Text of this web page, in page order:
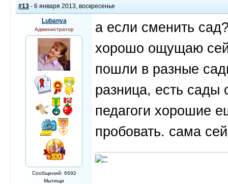
#13 - 6 января 2013, воскресенье
Lubanya
Администратор
Сообщений: 6692
Мытищи
а если сменить
хорошо ощущаю
пошли в разные
разница, есть сады
педагоги хорошие
пробовать. сама